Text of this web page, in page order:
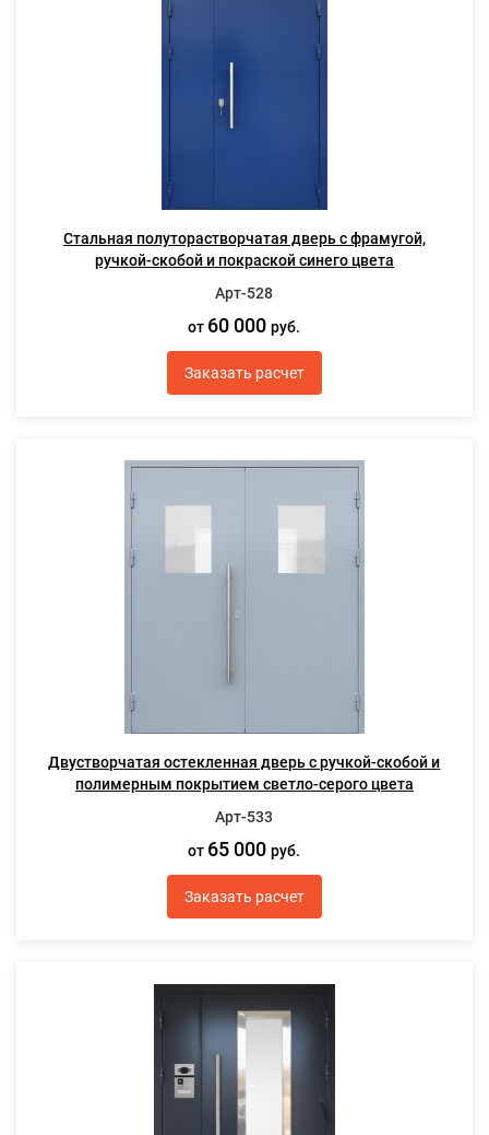
Стальная полуторастворчатая дверь с фрамугой,
ручкой-скобой и покраской синего цвета
Арт-528
от 60 000руб.
Заказать расчет
Двустворчатая остекленная дверь с ручкой-скобой и
полимерным покрытием светло-серого цвета
Арт-533
от 65 000руб.
Заказать расчет